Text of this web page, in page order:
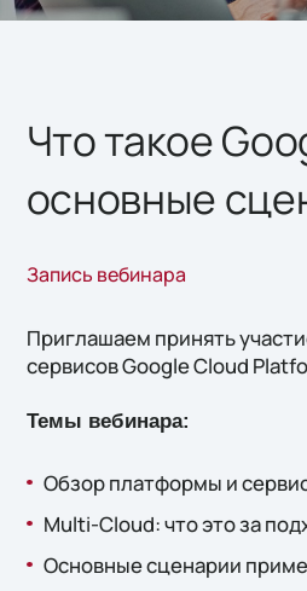
Что такое
основные
Запись вебинара
Приглашаем принять
сервисов Google Cloud
Темы вебинара:
Обзор платформы и
Multi-Cloud: что это за
Основные сценарии